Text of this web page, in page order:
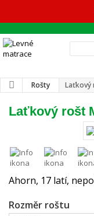
Rošty Laťkový
Laťkový rošt
Ahorn, 17 latí,
Rozměr roštu